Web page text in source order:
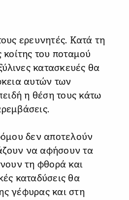
ερευνητές. Κατά τη
του ποταμού
κατασκευές θα
αυτών των
η θέση τους κάτω
δεν αποτελούν
να αφήσουν τα
τη φθορά και
καταδύσεις θα
γέφυρας και στη